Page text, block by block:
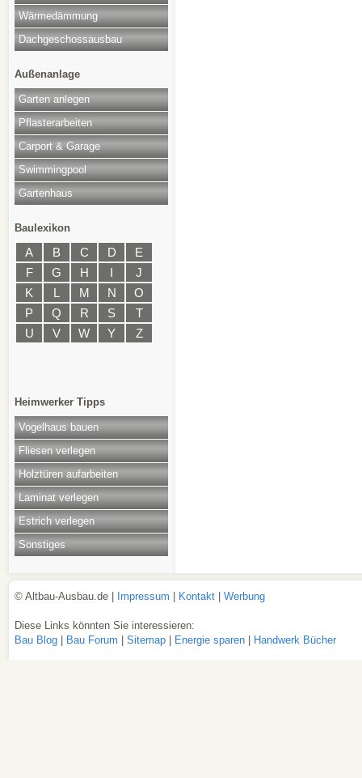
Wärmedämmung
Dachgeschossausbau
Außenanlage
Garten anlegen
Pflasterarbeiten
Carport & Garage
Swimmingpool
Gartenhaus
Baulexikon
A B C D
E
F
G H I
J
K
L M N
O
P
Q R S
T
U
V W Y Z
Heimwerker Tipps
Vogelhaus bauen
Fliesen verlegen
Holztüren aufarbeiten
Laminat verlegen
Estrich verlegen
Sonstiges
© Altbau-Ausbau.de | Impressum Kontakt Werbung
Diese Links könnten Sie interessieren:
Bau Blog
Bau Forum Sitemap Energie sparen Handwerk Bücher